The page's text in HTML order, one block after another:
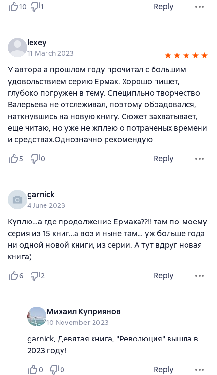
10 1 Reply
lexey
11 March 2023
У автора а прошлом году прочитал с большим
удовольствием серию Ермак. Хорошо пишет,
глубоко погружен в тему. Специпльно творчество
Валерьева не отслеживал, поэтому обрадовался,
наткнувшись на новую книгу. Сюжет захватывает,
еще читаю, но уже не жплею о потраченых времени
и средствах.Однозначно рекомендую
5 0 Reply
garnick
4 June 2023
Куплю…а где продолжение Ермака??!! там по-моему
серия из 15 книг…а воз и ныне там… уж больше года
ни одной новой книги, из серии. А тут вдруг новая
книга)
6 2 Reply
Михаил Куприянов
10 November 2023
garnick, Девятая книга, "Революция" вышла в
2023 году!
0 0 Reply